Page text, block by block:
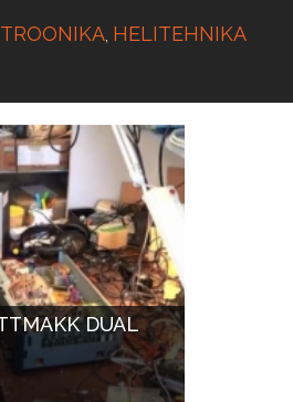
, HELITEHNIKA
DUAL